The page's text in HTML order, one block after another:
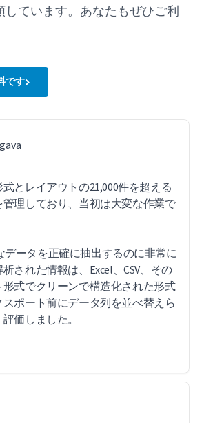
しています。あなたもぜひご利
です
とレイアウトの21,000件を超える
理しており、当初は大変な作業で
データを正確に抽出するのに非常に
された情報は、Excel、CSV、その
式でクリーンで構造化された形式
ポート前にデータ列を並べ替えら
価しました。
直感的で使いやすいです。特に便
ートされたレポート内の直接URL
イルにアクセスできるため、必要
を簡単に参照できることです。